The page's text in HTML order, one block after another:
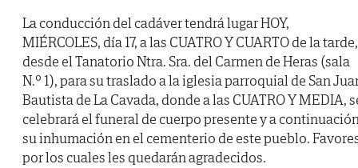
La conducción del cadáver tendrá lugar HOY,
MIÉRCOLES, día 17, a las CUATRO Y CUARTO de la tarde,
desde el Tanatorio Ntra. Sra. del Carmen de Heras (sala
N.º 1), para su traslado a la iglesia parroquial de San
Bautista de La Cavada, donde a las CUATRO Y MEDIA,
celebrará el funeral de cuerpo presente y a
su inhumación en el cementerio de este pueblo.
por los cuales les quedarán agradecidos.